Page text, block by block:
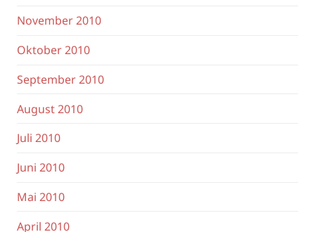
November 2010
Oktober 2010
September 2010
August 2010
Juli 2010
Juni 2010
Mai 2010
April 2010